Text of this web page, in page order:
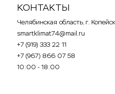
КОНТАКТЫ
Челябинская область, г.
smartklimat74@mail.ru
+7 (919) 333 22 11
+7 (967) 866 07 58
10:00 - 18:00